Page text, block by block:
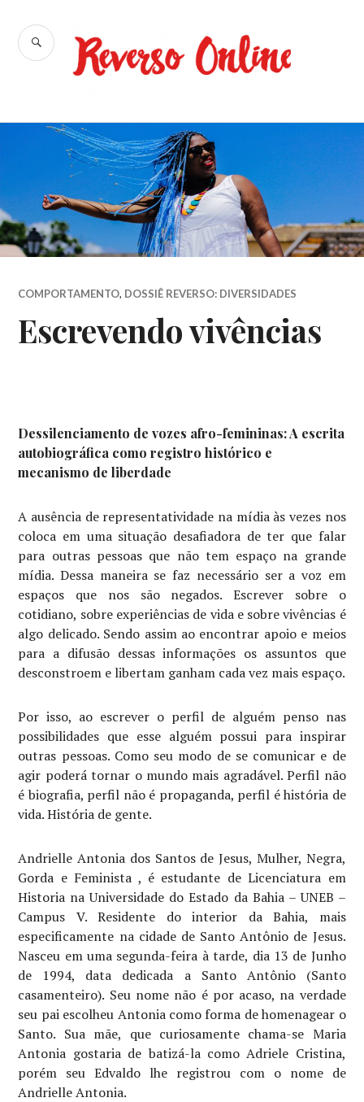
para
conteúdo
Reverso
BUSCA
COMPORTAMENTO, DOSSIÊ REVERSO: DIVERSIDADES
Escrevendo vivências
Dessilenciamento de vozes afro-femininas: A escrita
autobiográfica como registro histórico e
mecanismo de liberdade
A ausência de representatividade na mídia às vezes nos
coloca em uma situação desafiadora de ter que falar
para outras pessoas que não tem espaço na grande
mídia. Dessa maneira se faz necessário ser a voz em
espaços que nos são negados. Escrever sobre o
cotidiano, sobre experiências de vida e sobre vivências é
algo delicado. Sendo assim ao encontrar apoio e meios
para a difusão dessas informações os assuntos que
desconstroem e libertam ganham cada vez mais espaço.
Por isso, ao escrever o perfil de alguém penso nas
possibilidades que esse alguém possui para inspirar
outras pessoas. Como seu modo de se comunicar e de
agir poderá tornar o mundo mais agradável. Perfil não
é biografia, perfil não é propaganda, perfil é história de
vida. História de gente.
Andrielle Antonia dos Santos de Jesus, Mulher, Negra,
Gorda e Feminista , é estudante de Licenciatura em
Historia na Universidade do Estado da Bahia – UNEB –
Campus V. Residente do interior da Bahia, mais
especificamente na cidade de Santo Antônio de Jesus.
Nasceu em uma segunda-feira à tarde, dia 13 de Junho
de 1994, data dedicada a Santo Antônio (Santo
casamenteiro). Seu nome não é por acaso, na verdade
seu pai escolheu Antonia como forma de homenagear o
Santo. Sua mãe, que curiosamente chama-se Maria
Antonia gostaria de batizá-la como Adriele Cristina,
porém seu Edvaldo lhe registrou com o nome de
Andrielle Antonia.